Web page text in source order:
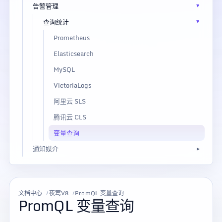
告警管理
查询统计
Prometheus
Elasticsearch
MySQL
VictoriaLogs
阿里云 SLS
腾讯云 CLS
变量查询
通知媒介
文档中心 夜莺V8 PromQL 变量查询
PromQL 变量查询